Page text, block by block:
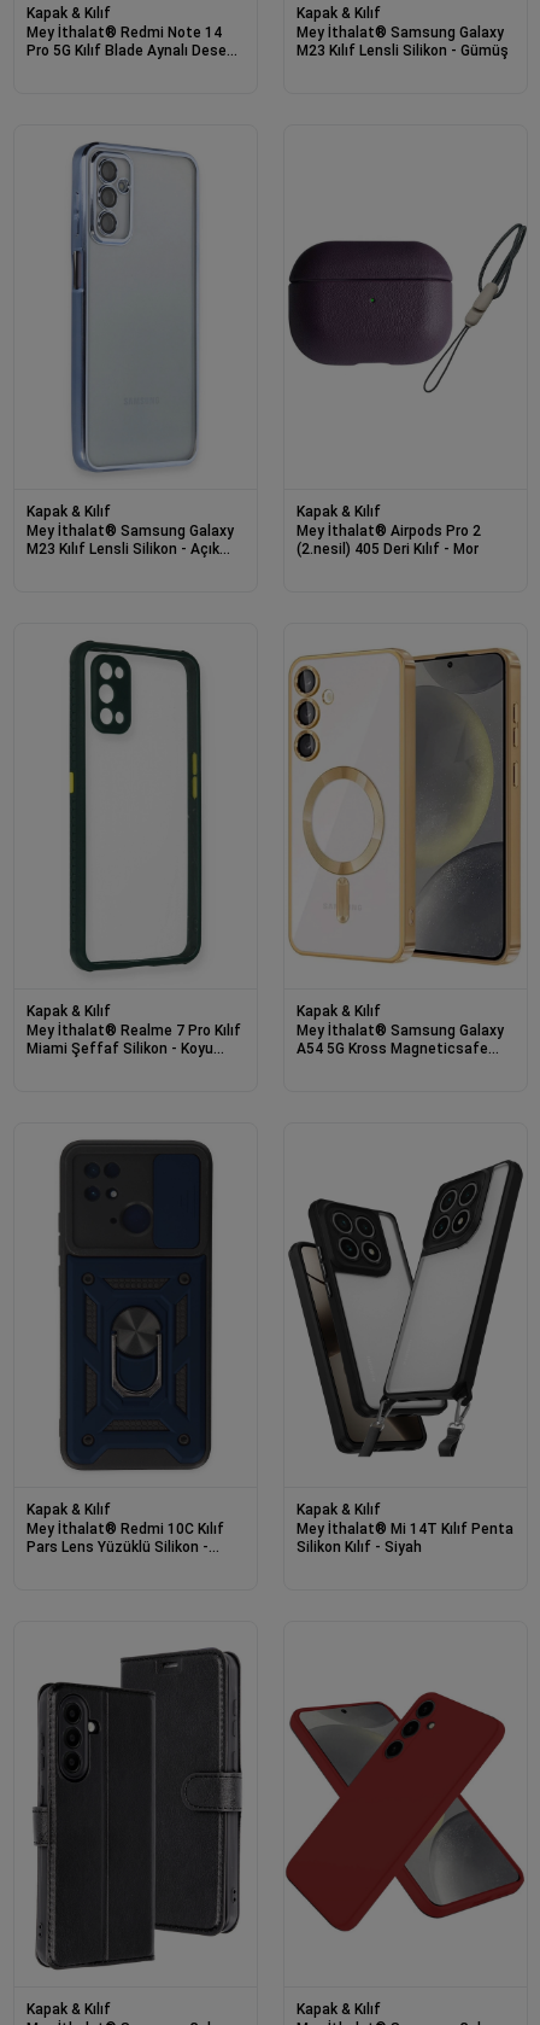
Kapak & Kılıf
Mey İthalat® Redmi Note 14
Pro 5G Kılıf Blade Aynalı Desenli
Kapak & Kılıf
Mey İthalat® Samsung Galaxy
M23 Kılıf Lensli Silikon - Gümüş
Kapak & Kılıf
Mey İthalat® Samsung Galaxy
M23 Kılıf Lensli Silikon - Açık
Kapak & Kılıf
Mey İthalat® Airpods Pro 2
(2.nesil) 405 Deri Kılıf - Mor
Kapak & Kılıf
Mey İthalat® Realme 7 Pro Kılıf
Miami Şeffaf Silikon - Koyu
Kapak & Kılıf
Mey İthalat® Samsung Galaxy
A54 5G Kross Magneticsafe
Kapak & Kılıf
Mey İthalat® Redmi 10C Kılıf
Pars Lens Yüzüklü Silikon -
Kapak & Kılıf
Mey İthalat® Mi 14T Kılıf Penta
Silikon Kılıf - Siyah
Kapak & Kılıf
Kapak & Kılıf